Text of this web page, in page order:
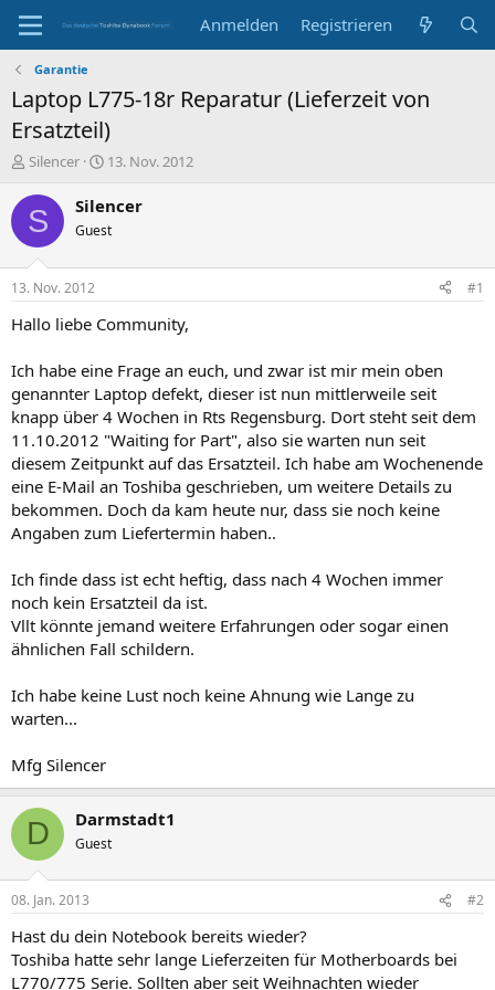
Anmelden Registrieren
Garantie
Laptop L775-18r Reparatur (Lieferzeit von
Ersatzteil)
E
s
t
e
r
Silencer
E
s
e
t
a
13. Nov. 2012
S Silencer
Guest
13. Nov. 2012 #1
Hallo liebe Community,
Ich habe eine Frage an euch, und zwar ist mir mein oben
genannter Laptop defekt, dieser ist nun mittlerweile seit
knapp über 4 Wochen in Rts Regensburg. Dort steht seit dem
11.10.2012 "Waiting for Part", also sie warten nun seit
diesem Zeitpunkt auf das Ersatzteil. Ich habe am Wochenende
eine E-Mail an Toshiba geschrieben, um weitere Details zu
bekommen. Doch da kam heute nur, dass sie noch keine
Angaben zum Liefertermin haben..
Ich finde dass ist echt heftig, dass nach 4 Wochen immer
noch kein Ersatzteil da ist.
Vllt könnte jemand weitere Erfahrungen oder sogar einen
ähnlichen Fall schildern.
Ich habe keine Lust noch keine Ahnung wie Lange zu
warten...
Mfg Silencer
D Darmstadt1
Guest
08. Jan. 2013 #2
Hast du dein Notebook bereits wieder?
Toshiba hatte sehr lange Lieferzeiten für Motherboards bei
L770/775 Serie. Sollten aber seit Weihnachten wieder